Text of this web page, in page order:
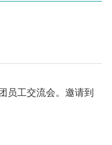
员工交流会。邀请到